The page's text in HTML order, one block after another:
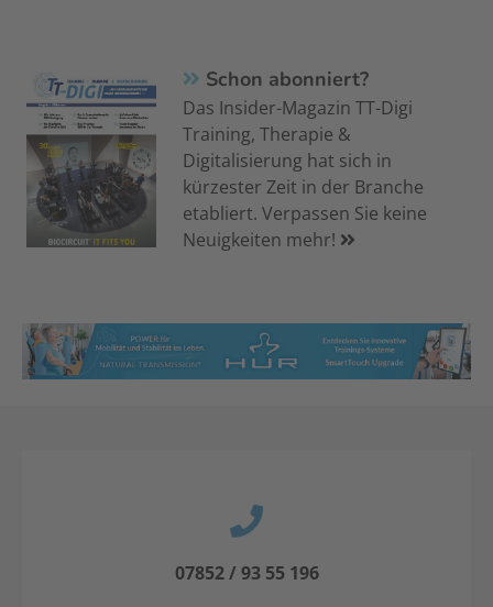
Schon abonniert?
Das Insider-Magazin TT-Digi
Training, Therapie &
Digitalisierung hat sich in
kürzester Zeit in der Branche
etabliert. Verpassen Sie keine
Neuigkeiten mehr!
07852 / 93 55 196